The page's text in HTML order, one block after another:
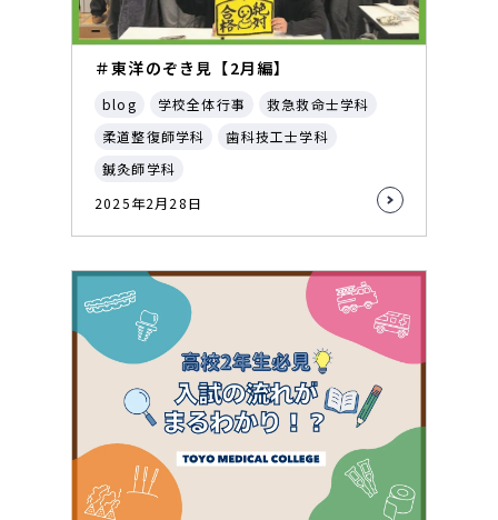
＃東洋のぞき見【2月編】
blog 学校全体行事
救急救命士学科
柔道整復師学科
歯科技工士学科
鍼灸師学科
2025年2月28日